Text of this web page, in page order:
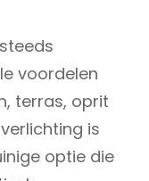
voordelen
terras, oprit
is
optie die